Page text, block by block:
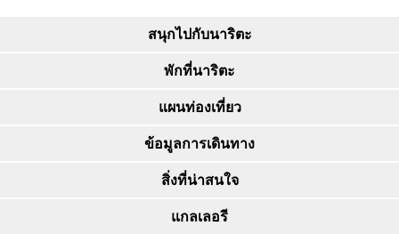
สนุกไปกับนาริตะ
พักที่นาริตะ
แผนท่องเที่ยว
ข้อมูลการเดินทาง
สิ่งที่น่าสนใจ
แกลเลอรี